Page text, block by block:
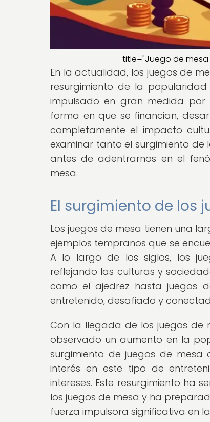
title="Juego de
En la actualidad, los juegos de
resurgimiento de la
impulsado en gran medida por
forma en que se financian,
completamente el impacto
examinar tanto el surgimiento
antes de adentrarnos en el
mesa.
El surgimiento de los
Los juegos de mesa tienen una
ejemplos tempranos que se
A lo largo de los siglos, los
reflejando las culturas y
como el ajedrez hasta juegos
entretenido, desafiado y
Con la llegada de los juegos de
observado un aumento en la
surgimiento de juegos de mesa
interés en este tipo de
intereses. Este resurgimiento ha
los juegos de mesa y ha
fuerza impulsora significativa en